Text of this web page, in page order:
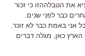
את הטבלההזו כי זכור
כבר לפני שנים.
אני באמת כבר לא זוכר.
הארץ כאן, מגלה דברים